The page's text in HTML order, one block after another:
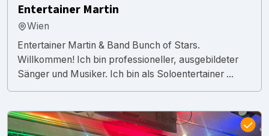
Entertainer Martin
Wien
Entertainer Martin & Band Bunch of Stars.
Willkommen! Ich bin professioneller, ausgebildeter
Sänger und Musiker. Ich bin als Soloentertainer ...